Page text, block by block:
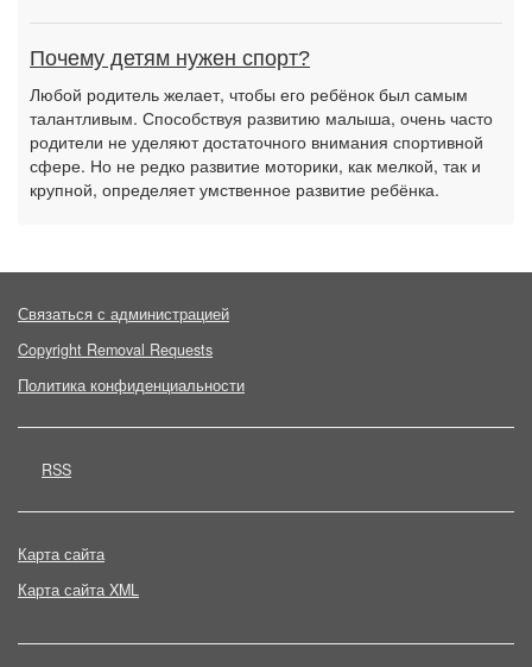
Почему детям нужен спорт?
Любой родитель желает, чтобы его ребёнок был самым
талантливым. Способствуя развитию малыша, очень часто
родители не уделяют достаточного внимания спортивной
сфере. Но не редко развитие моторики, как мелкой, так и
крупной, определяет умственное развитие ребёнка.
Связаться с администрацией
Copyright Removal Requests
Политика конфиденциальности
RSS
Карта сайта
Карта сайта XML